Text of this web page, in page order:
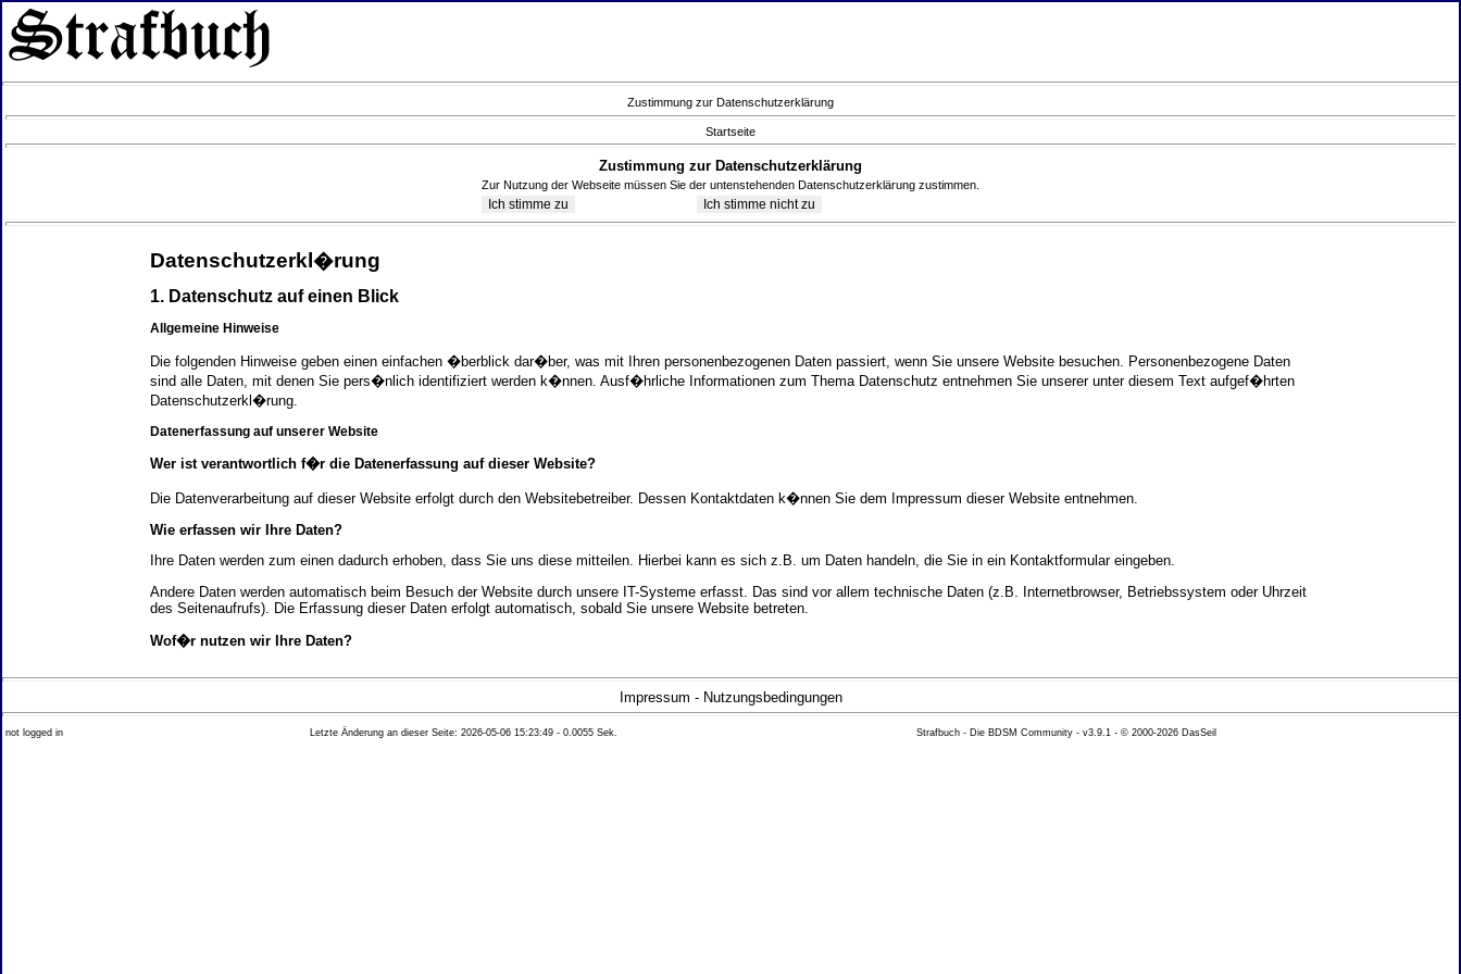
Zustimmung zur Datenschutzerklärung
Startseite
Zustimmung zur Datenschutzerklärung
Zur Nutzung der Webseite müssen Sie der untenstehenden Datenschutzerklärung zustimmen.
Datenschutzerkl�rung
1. Datenschutz auf einen Blick
Allgemeine Hinweise
Die folgenden Hinweise geben einen einfachen �berblick dar�ber, was mit Ihren personenbezogenen Daten passiert, wenn Sie unsere Website besuchen. Personenbezogene Daten
sind alle Daten, mit denen Sie pers�nlich identifiziert werden k�nnen. Ausf�hrliche Informationen zum Thema Datenschutz entnehmen Sie unserer unter diesem Text aufgef�hrten
Datenschutzerkl�rung.
Datenerfassung auf unserer Website
Wer ist verantwortlich f�r die Datenerfassung auf dieser Website?
Die Datenverarbeitung auf dieser Website erfolgt durch den Websitebetreiber. Dessen Kontaktdaten k�nnen Sie dem Impressum dieser Website entnehmen.
Wie erfassen wir Ihre Daten?
Ihre Daten werden zum einen dadurch erhoben, dass Sie uns diese mitteilen. Hierbei kann es sich z.B. um Daten handeln, die Sie in ein Kontaktformular eingeben.
Andere Daten werden automatisch beim Besuch der Website durch unsere IT-Systeme erfasst. Das sind vor allem technische Daten (z.B. Internetbrowser, Betriebssystem oder Uhrzeit
des Seitenaufrufs). Die Erfassung dieser Daten erfolgt automatisch, sobald Sie unsere Website betreten.
Wof�r nutzen wir Ihre Daten?
Ein Teil der Daten wird erhoben, um eine fehlerfreie Bereitstellung der Website zu gew�hrleisten. Andere Daten k�nnen zur Analyse Ihres Nutzerverhaltens verwendet werden.
Welche Rechte haben Sie bez�glich Ihrer Daten?
Sie haben jederzeit das Recht unentgeltlich Auskunft �ber Herkunft, Empf�nger und Zweck Ihrer gespeicherten personenbezogenen Daten zu erhalten. Sie haben au�erdem ein
Impressum - Nutzungsbedingungen
not logged in Letzte Änderung an dieser Seite: 2026-05-06 15:23:49 - 0.0055 Sek. Strafbuch - Die BDSM Community - v3.9.1 - © 2000-2026 DasSeil